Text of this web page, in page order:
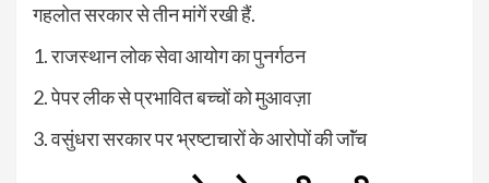
गहलोत सरकार से तीन मांगें रखी हैं.
1. राजस्थान लोक सेवा आयोग का पुनर्गठन
2. पेपर लीक से प्रभावित बच्चों को मुआवज़ा
3. वसुंधरा सरकार पर भ्रष्टाचारों के आरोपों की जाॅंच